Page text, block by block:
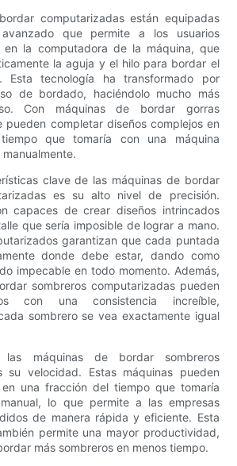
computarizadas están equipadas
que permite a los usuarios
en la computadora de la máquina, que
la aguja y el hilo para bordar el
tecnología ha transformado por
de bordado, haciéndolo mucho más
Con máquinas de bordar gorras
pueden completar diseños complejos en
que tomaría con una máquina
clave de las máquinas de bordar
es su alto nivel de precisión.
capaces de crear diseños intrincados
que sería imposible de lograr a mano.
garantizan que cada puntada
donde debe estar, dando como
impecable en todo momento. Además,
sombreros computarizadas pueden
con una consistencia increíble,
sombrero se vea exactamente igual
máquinas de bordar sombreros
su velocidad. Estas máquinas pueden
una fracción del tiempo que tomaría
lo que permite a las empresas
de manera rápida y eficiente. Esta
permite una mayor productividad,
más sombreros en menos tiempo.